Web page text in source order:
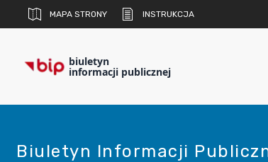
MAPA STRONY INSTRUKCJA
biuletyn
informacji publicznej
Biuletyn Informacji